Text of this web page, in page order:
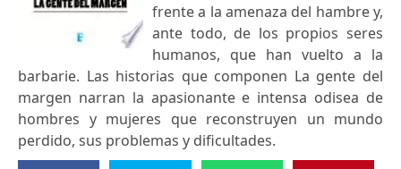
frente a la amenaza del hambre y,
ante todo, de los propios seres
humanos, que han vuelto a la
barbarie. Las historias que componen La gente del
margen narran la apasionante e intensa odisea de
hombres y mujeres que reconstruyen un mundo
perdido, sus problemas y dificultades.